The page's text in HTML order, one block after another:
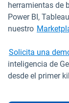
herramientas de
Power BI,
nuestro
Solicita una
inteligencia de
desde el primer